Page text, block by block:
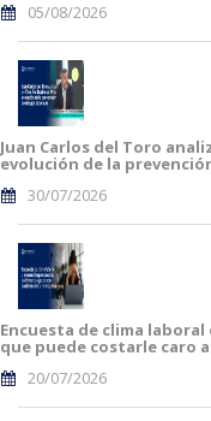
05/08/2026
Juan Carlos del Toro
evolución de la
30/07/2026
Encuesta de clima
que puede costarle caro
20/07/2026